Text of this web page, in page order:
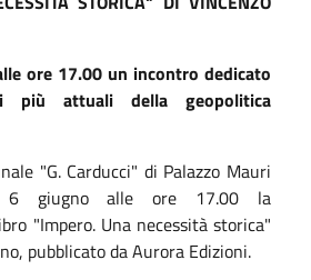
ore 17.00 un incontro dedicato
attuali della geopolitica
"G. Carducci" di Palazzo Mauri
6 giugno alle ore 17.00 la
"Impero. Una necessità storica"
pubblicato da Aurora Edizioni.